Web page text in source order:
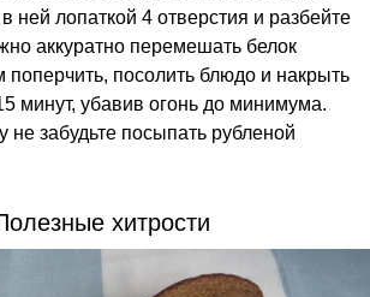
ней лопаткой 4 отверстия и разбейте
аккуратно перемешать белок
поперчить, посолить блюдо и накрыть
минут, убавив огонь до минимума.
не забудьте посыпать рубленой
хитрости